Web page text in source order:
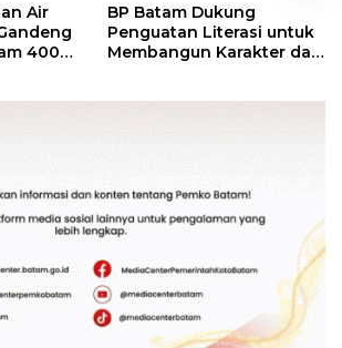
Air
400
BP Batam Dukung
Penguatan Literasi untuk
Membangun Karakter dan